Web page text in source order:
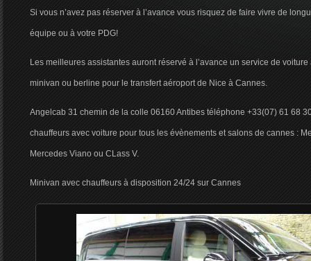
Si vous n’avez pas réserver à l’avance vous risquez de faire vivre de
équipe ou à votre PDG!
Les meilleures assistantes auront réservé à l’avance un service de
minivan ou berline pour le transfert aéroport de Nice à Cannes.
Angelcab 31 chemin de la colle 06160 Antibes téléphone +33(07) 61 68
chauffeurs avec voiture pour tous les évènements et salons de cannes :
Mercedes Viano ou CLass V.
Minivan avec chauffeurs à disposition 24/24 sur Cannes